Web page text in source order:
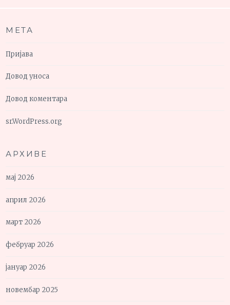
МЕТА
Пријава
Довод уноса
Довод коментара
sr.WordPress.org
АРХИВЕ
мај 2026
април 2026
март 2026
фебруар 2026
јануар 2026
новембар 2025